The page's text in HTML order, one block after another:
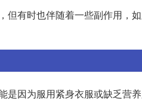
有时也伴随着一些副作用，
因为服用紧身衣服或缺乏营